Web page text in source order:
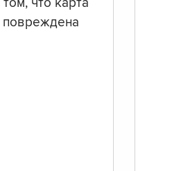
что карта
повреждена